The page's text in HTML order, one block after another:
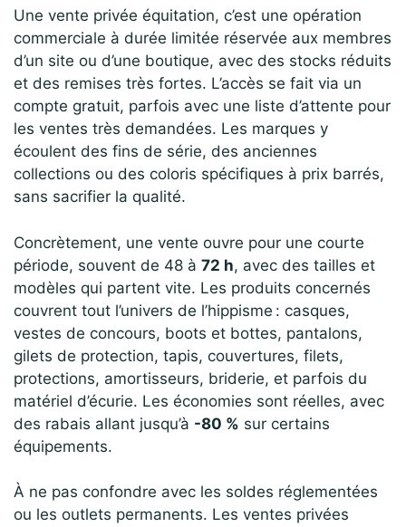
Une vente privée équitation, c’est une opération
commerciale à durée limitée réservée aux membres
d’un site ou d’une boutique, avec des stocks réduits
et des remises très fortes. L’accès se fait via un
compte gratuit, parfois avec une liste d’attente pour
les ventes très demandées. Les marques y
écoulent des fins de série, des anciennes
collections ou des coloris spécifiques à prix barrés,
sans sacrifier la qualité.
Concrètement, une vente ouvre pour une courte
période, souvent de 48 à 72 h, avec des tailles et
modèles qui partent vite. Les produits concernés
couvrent tout l’univers de l’hippisme : casques,
vestes de concours, boots et bottes, pantalons,
gilets de protection, tapis, couvertures, filets,
protections, amortisseurs, briderie, et parfois du
matériel d’écurie. Les économies sont réelles, avec
des rabais allant jusqu’à -80 % sur certains
équipements.
À ne pas confondre avec les soldes réglementées
ou les outlets permanents. Les ventes privées